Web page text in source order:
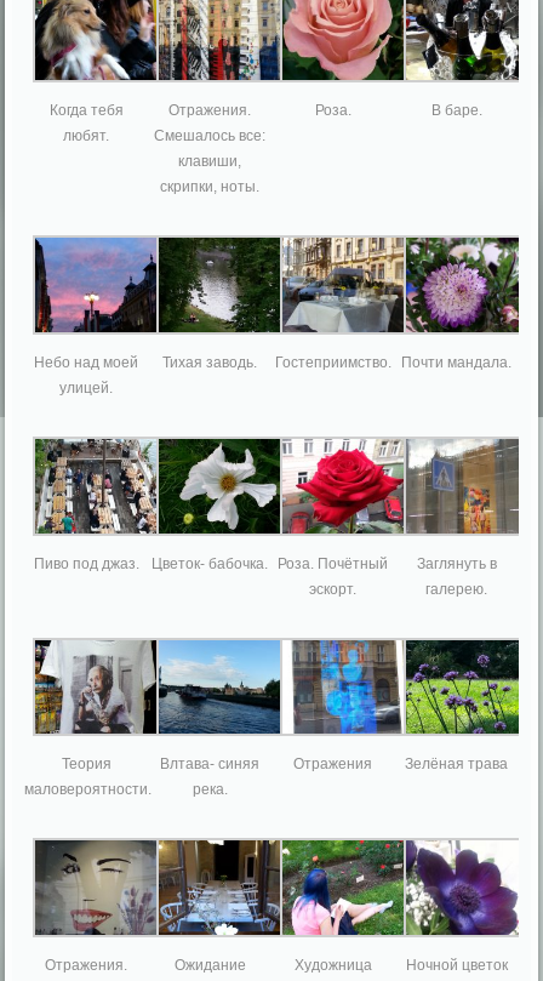
Когда тебя
любят.
Отражения.
Смешалось все:
клавиши,
скрипки, ноты.
Роза. В баре.
Небо над моей
улицей.
Тихая заводь. Гостеприимство. Почти мандала.
Пиво под джаз. Цветок- бабочка.
Роза. Почётный
эскорт.
Заглянуть в
галерею.
Теория
маловероятности.
Влтава- синяя
река.
Отражения Зелёная трава
Отражения.
Ожидание
Художница Ночной цветок